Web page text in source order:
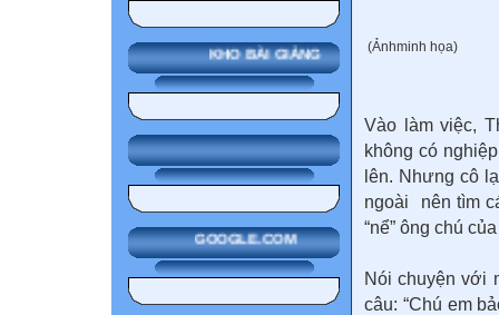
KHO BÀI GIẢNG
GOOGLE.COM
(Ảnhminh họa)
Vào làm việc,
không có
lên. Nhưng cô
ngoài nên tìm
“nể” ông chú
Nói chuyện với
câu: “Chú em